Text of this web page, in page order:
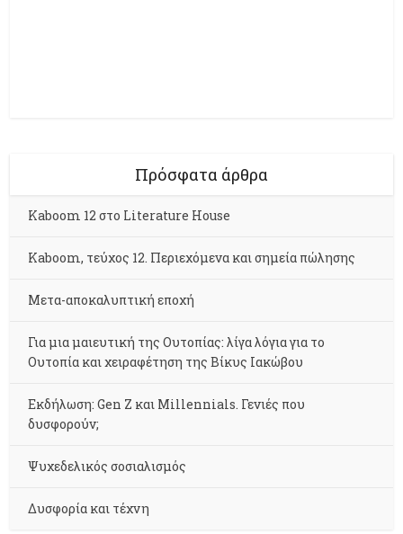
Πρόσφατα άρθρα
Kaboom 12 στο Literature House
Kaboom, τεύχος 12. Περιεχόμενα και σημεία πώλησης
Μετα-αποκαλυπτική εποχή
Για μια μαιευτική της Ουτοπίας: λίγα λόγια για το
Ουτοπία και χειραφέτηση της Βίκυς Ιακώβου
Εκδήλωση: Gen Z και Millennials. Γενιές που
δυσφορούν;
Ψυχεδελικός σοσιαλισμός
Δυσφορία και τέχνη